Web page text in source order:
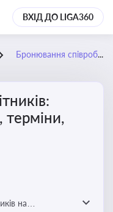
ВХІД ДО LIGA360
Бронювання співробітників: категорії, процедура, терміни, кейси
терміни,
на